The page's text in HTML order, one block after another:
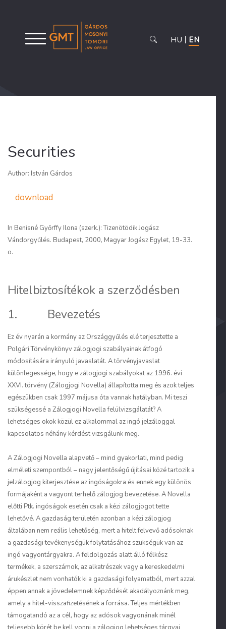
HU EN
Securities
Author: István Gárdos
download
In Benisné Győrffy Ilona (szerk.): Tizenötödik Jogász
Vándorgyűlés. Budapest, 2000, Magyar Jogász Egylet, 19-33.
o.
Hitelbiztosítékok a szerződésben
1. Bevezetés
Ez év nyarán a kormány az Országgyűlés elé terjesztette a
Polgári Törvénykönyv zálogjogi szabályainak átfogó
módosítására irányuló javaslatát. A törvényjavaslat
különlegessége, hogy e zálogjogi szabályokat az 1996. évi
XXVI. törvény (Zálogjogi Novella) állapította meg és azok teljes
egészükben csak 1997 májusa óta vannak hatályban. Mi teszi
szükségessé a Zálogjogi Novella felülvizsgálatát? A
lehetséges okok közül ez alkalommal az ingó jelzáloggal
kapcsolatos néhány kérdést vizsgálunk meg.
A Zálogjogi Novella alapvető – mind gyakorlati, mind pedig
elméleti szempontból – nagy jelentőségű újításai közé tartozik a
jelzálogjog kiterjesztése az ingóságokra és ennek egy különös
formájaként a vagyont terhelő zálogjog bevezetése. A Novella
előtti Ptk. ingóságok esetén csak a kézi zálogjogot tette
lehetővé. A gazdaság területén azonban a kézi zálogjog
általában nem reális lehetőség, mert a hitelt felvevő adósoknak
a gazdasági tevékenységük folytatásához szükségük van az
ingó vagyontárgyakra. A feldolgozás alatt álló félkész
termékek, a szerszámok, az alkatrészek vagy a kereskedelmi
árukészlet nem vonhatók ki a gazdasági folyamatból, mert azzal
éppen annak a jövedelemnek képződését akadályoznánk meg,
amely a hitel-visszafizetésének a forrása. Teljes mértékben
támogatandó az a cél, hogy az adósok vagyonának minél